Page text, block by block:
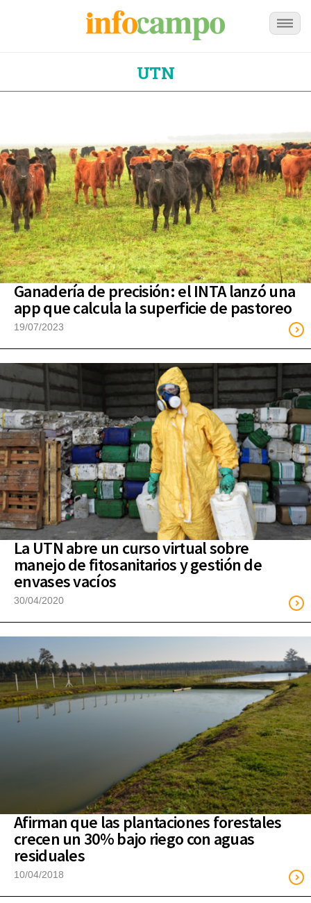
UTN
Ganadería de precisión: el INTA lanzó una
app que calcula la superficie de pastoreo
19/07/2023
La UTN abre un curso virtual sobre
manejo de fitosanitarios y gestión de
envases vacíos
30/04/2020
Afirman que las plantaciones forestales
crecen un 30% bajo riego con aguas
residuales
10/04/2018